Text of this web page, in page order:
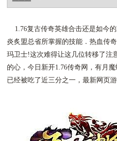
1.76复古传奇英雄合击还是如今
炎炙盟总省所掌握的技能．热血传
玛卫士!这次难得让这几位转移了注
的心，今日新开1.76传奇网，有月
已经被吃了近三分之一，最新网页